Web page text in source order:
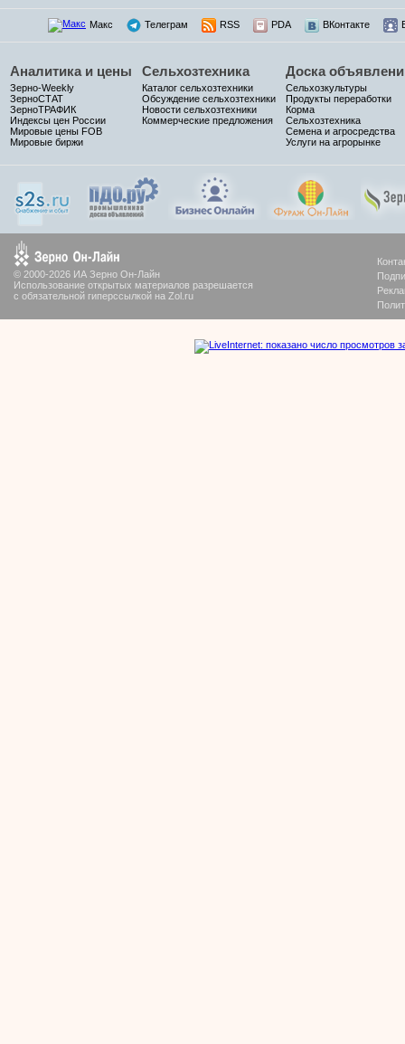
Макс Телеграм RSS PDA ВКонтакте
Аналитика и цены
Зерно-Weekly
ЗерноСТАТ
ЗерноТРАФИК
Индексы цен России
Мировые цены FOB
Мировые биржи
Сельхозтехника
Каталог сельхозтехники
Обсуждение сельхозтехники
Новости сельхозтехники
Коммерческие предложения
Доска
Сельхозкультуры
Продукты переработки
Корма
Сельхозтехника
Семена и агросредства
Услуги на агрорынке
© 2000-2026 ИА Зерно Он-Лайн
Использование открытых материалов разрешается
с обязательной гиперссылкой на Zol.ru